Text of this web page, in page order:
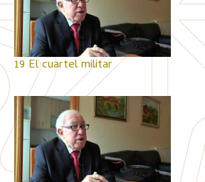
19 El cuartel militar